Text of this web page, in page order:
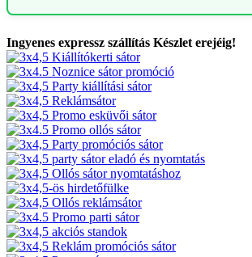
Ingyenes expressz szállítás Készlet erejéig!